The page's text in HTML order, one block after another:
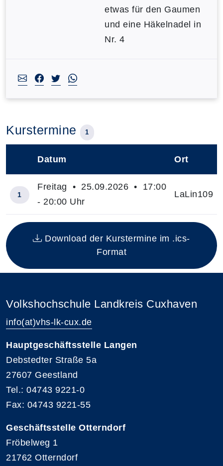
etwas für den Gaumen
und eine Häkelnadel in
Nr. 4
Kurstermine 1
Insgesamt gibt es 1 Termine zum diesen Kurs
Datum Ort
1
Freitag • 25.09.2026 • 17:00
- 20:00 Uhr
LaLin109
Download der Kurstermine im .ics-
Format
Volkshochschule Landkreis Cuxhaven
info(at)vhs-lk-cux.de
Hauptgeschäftsstelle Langen
Debstedter Straße 5a
27607 Geestland
Tel.: 04743 9221-0
Fax: 04743 9221-55
Geschäftsstelle Otterndorf
Fröbelweg 1
21762 Otterndorf